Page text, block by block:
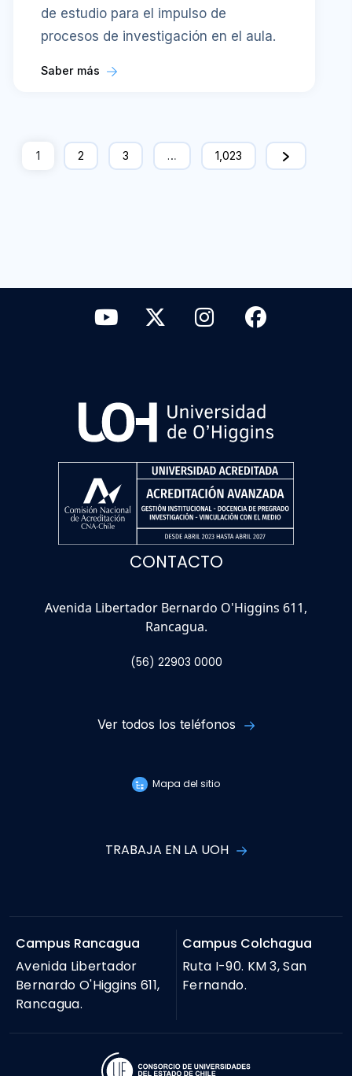
de estudio para el impulso de
procesos de investigación en el aula.
Saber más
1 2 3 … 1,023
CONTACTO
Avenida Libertador Bernardo O'Higgins 611,
Rancagua.
(56) 22903 0000
Ver todos los teléfonos
Mapa del sitio
TRABAJA EN LA UOH
Campus Rancagua
Avenida Libertador
Bernardo O'Higgins 611,
Rancagua.
Campus Colchagua
Ruta I-90. KM 3, San
Fernando.